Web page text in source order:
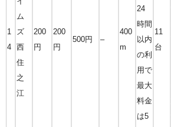
1
4
ム
ズ
西
住
之
江
200
円
200
円
500円 –
400
m
24
時間
以内
の利
用で
最大
料金
は5
11
台